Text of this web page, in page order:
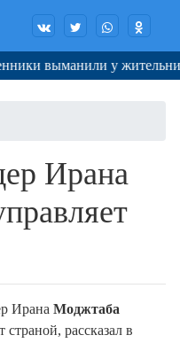
выманили у жительницы
Ирана
Ирана Моджтаба
рассказал в